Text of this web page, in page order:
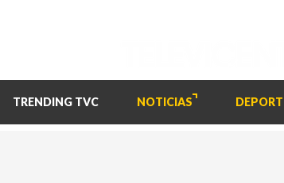
TRENDING TVC NOTICIAS